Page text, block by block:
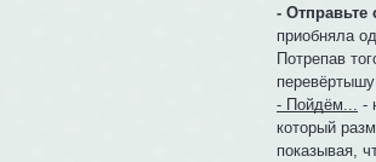
- Отправьте
приобняла
Потрепав
- Пойдём...
-
который
показывая,